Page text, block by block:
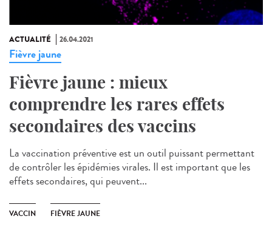
ACTUALITÉ 26.04.2021
Fièvre jaune
Fièvre jaune : mieux
comprendre les rares effets
secondaires des vaccins
La vaccination préventive est un outil puissant permettant
de contrôler les épidémies virales. Il est important que les
effets secondaires, qui peuvent...
VACCIN FIÈVRE JAUNE